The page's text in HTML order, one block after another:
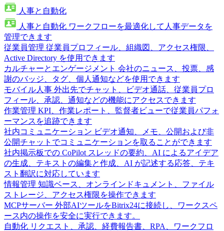
人事と自動化
人事と自動化 ワークフローを最適化して人事データを
管理できます
従業員管理 従業員プロフィール、組織図、アクセス権限、
Active Directory を使用できます
カルチャーとエンゲージメント 会社のニュース、投票、感
謝のバッジ、タグ、個人通知などを使用できます
モバイル人事 外出先でチャット、ビデオ通話、従業員プロ
フィール、承認、通知などの機能にアクセスできます
作業管理 KPI、作業レポート、監督者ビューで従業員パフォ
ーマンスを追跡できます
社内コミュニケーション ビデオ通知、メモ、公開および非
公開チャットでコミュニケーションを取ることができます
社内掲示板での CoPilot スレッドの要約、AI によるアイデア
の生成、テキストの編集と作成、AI が記述する応答、テキ
スト翻訳に対応しています
情報管理 知識ベース、オンラインドキュメント、ファイル
ストレージ、アクセス権限を操作できます
MCPサーバー 外部AIツールをBitrix24に接続し、ワークスペ
ース内の操作を安全に実行できます。
自動化 リクエスト、承認、経費報告書、RPA、ワークフロ